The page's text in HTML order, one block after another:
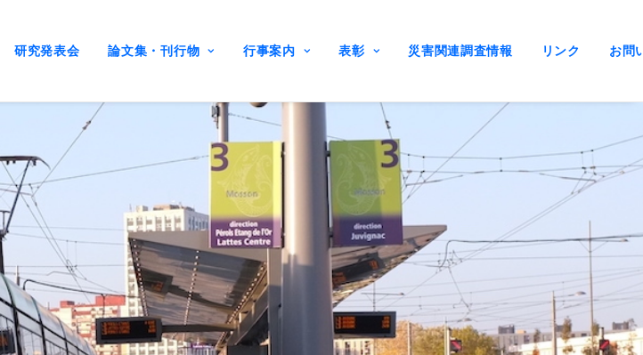
研究発表会 論文集・刊行物 行事案内 表彰 災害関連調査情報 リンク お問